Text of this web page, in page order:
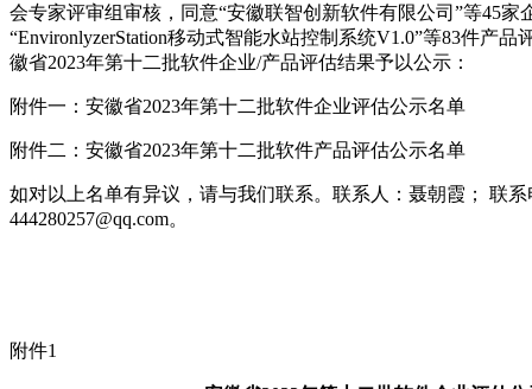
会专家评审组审核，同意“安徽联智创新软件有限公司”等45
“EnvironlyzerStation移动式智能水站控制系统V1.0”等83件产
徽省2023年第十二批软件企业/产品评估结果予以公示：
附件一：安徽省2023年第十二批软件企业评估公示名单
附件二：安徽省2023年第十二批软件产品评估公示名单
如对以上名单有异议，请与我们联系。联系人：聂朝霞； 联系
444280257@qq.com。
附件1